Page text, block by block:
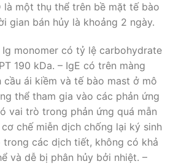
là một thụ thể trên bề mặt tế bào
gian bán hủy là khoảng 2 ngày.
Ig monomer có tỷ lệ carbohydrate
190 kDa. – IgE có trên màng
ái kiềm và tế bào mast ở mô
thể tham gia vào các phản ứng
vai trò trong phản ứng quá mẫn
chế miễn dịch chống lại ký sinh
trong các dịch tiết, không có khả
và dễ bị phân hủy bởi nhiệt. –